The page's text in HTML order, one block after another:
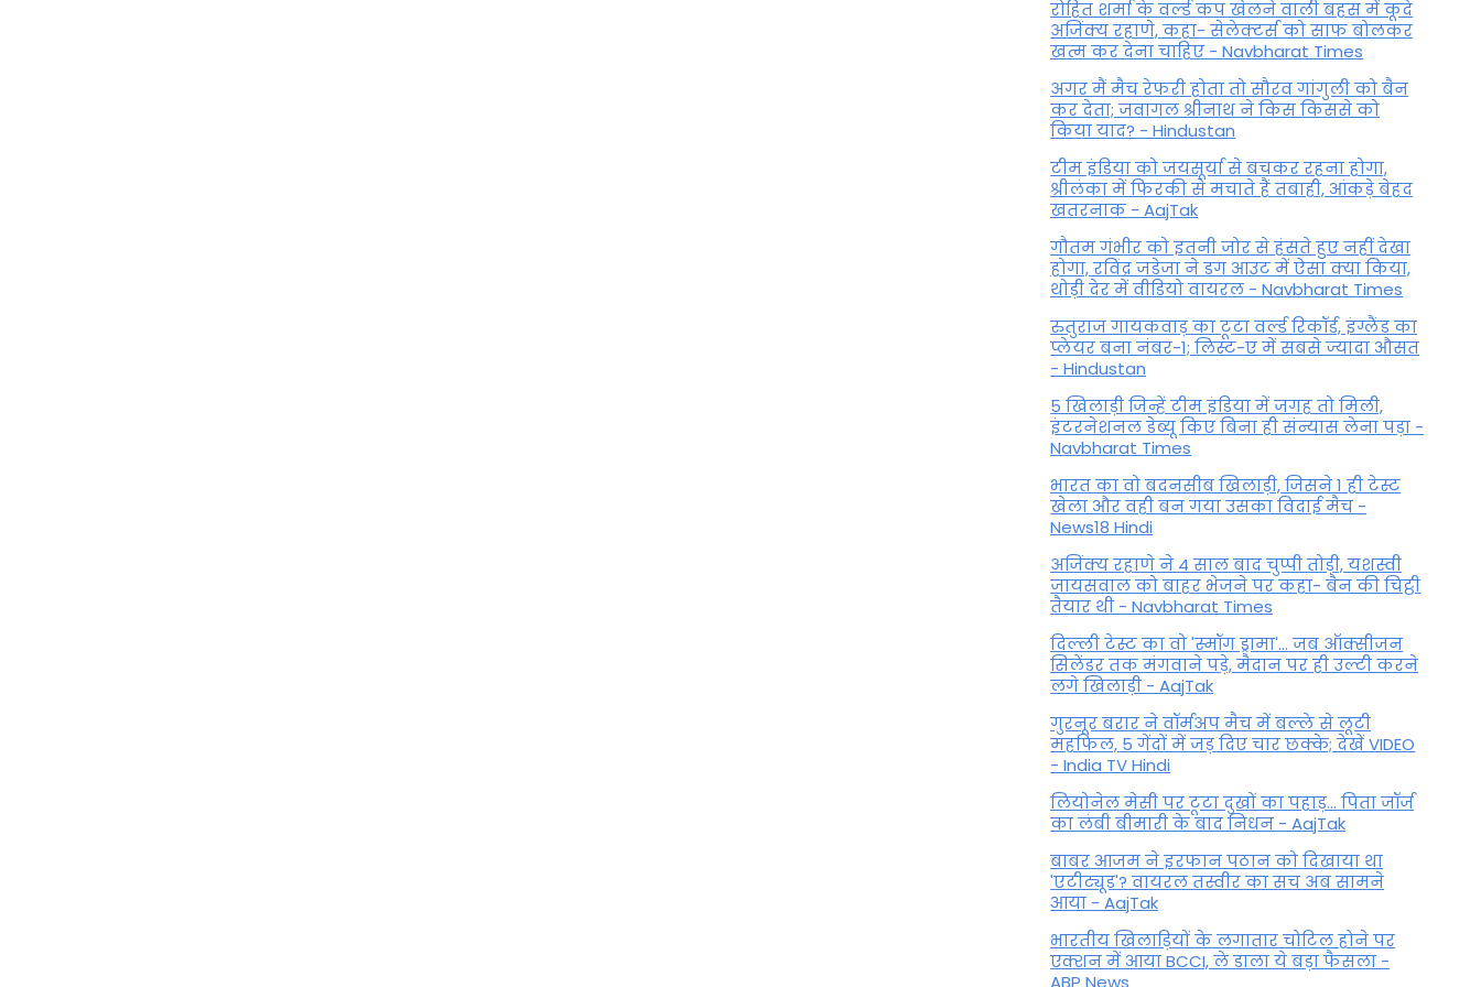
रोहित शर्मा के वर्ल्ड कप खेलने वाली बहस में कूदे
अजिंक्य रहाणे, कहा- सेलेक्टर्स को साफ बोलकर
खत्म कर देना चाहिए - Navbharat Times
अगर मैं मैच रेफरी होता तो सौरव गांगुली को बैन
कर देता; जवागल श्रीनाथ ने किस किससे को
किया याद? - Hindustan
टीम इंडिया को जयसूर्या से बचकर रहना होगा,
श्रीलंका में फिरकी से मचाते हैं तबाही, आंकड़े बेहद
खतरनाक - AajTak
गौतम गंभीर को इतनी जोर से हंसते हुए नहीं देखा
होगा, रविंद्र जडेजा ने डग आउट में ऐसा क्या किया,
थोड़ी देर में वीडियो वायरल - Navbharat Times
रुतुराज गायकवाड़ का टूटा वर्ल्ड रिकॉर्ड, इंग्लैंड का
प्लेयर बना नंबर-1; लिस्ट-ए में सबसे ज्यादा औसत
- Hindustan
5 खिलाड़ी जिन्हें टीम इंडिया में जगह तो मिली,
इंटरनेशनल डेब्यू किए बिना ही संन्यास लेना पड़ा -
Navbharat Times
भारत का वो बदनसीब खिलाड़ी, जिसने 1 ही टेस्ट
खेला और वही बन गया उसका विदाई मैच -
News18 Hindi
अजिंक्य रहाणे ने 4 साल बाद चुप्पी तोड़ी, यशस्वी
जायसवाल को बाहर भेजने पर कहा- बैन की चिट्ठी
तैयार थी - Navbharat Times
दिल्ली टेस्ट का वो 'स्मॉग ड्रामा'... जब ऑक्सीजन
सिलेंडर तक मंगवाने पड़े, मैदान पर ही उल्टी करने
लगे खिलाड़ी - AajTak
गुरनूर बरार ने वॉर्मअप मैच में बल्ले से लूटी
महफिल, 5 गेंदों में जड़ दिए चार छक्के; देखें VIDEO
- India TV Hindi
लियोनेल मेसी पर टूटा दुखों का पहाड़... पिता जॉर्ज
का लंबी बीमारी के बाद निधन - AajTak
बाबर आजम ने इरफान पठान को दिखाया था
'एटीट्यूड'? वायरल तस्वीर का सच अब सामने
आया - AajTak
भारतीय खिलाड़ियों के लगातार चोटिल होने पर
एक्शन में आया BCCI, ले डाला ये बड़ा फैसला -
ABP News